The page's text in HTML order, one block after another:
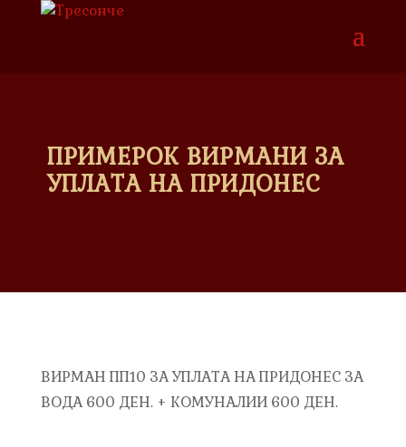
ПРИМЕРОК ВИРМАНИ ЗА
УПЛАТА НА ПРИДОНЕС
ВИРМАН ПП10 ЗА УПЛАТА НА ПРИДОНЕС ЗА
ВОДА 600 ДЕН. + КОМУНАЛИИ 600 ДЕН.